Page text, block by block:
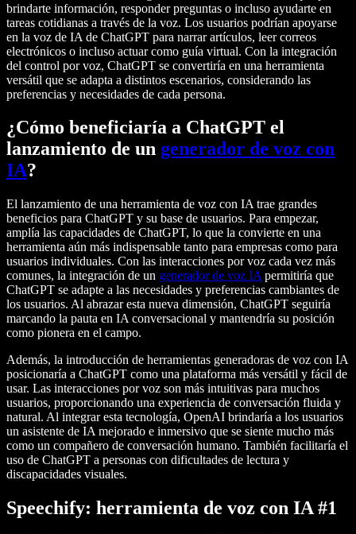
brindarte información, responder preguntas o incluso ayudarte en
tareas cotidianas a través de la voz. Los usuarios podrían apoyarse
en la voz de IA de ChatGPT para narrar artículos, leer correos
electrónicos o incluso actuar como guía virtual. Con la integración
del control por voz, ChatGPT se convertiría en una herramienta
versátil que se adapta a distintos escenarios, considerando las
preferencias y necesidades de cada persona.
¿Cómo beneficiaría a ChatGPT el
lanzamiento de un generador de voz con
IA?
El lanzamiento de una herramienta de voz con IA trae grandes
beneficios para ChatGPT y su base de usuarios. Para empezar,
amplía las capacidades de ChatGPT, lo que la convierte en una
herramienta aún más indispensable tanto para empresas como para
usuarios individuales. Con las interacciones por voz cada vez más
comunes, la integración de un generador de voz IA permitiría que
ChatGPT se adapte a las necesidades y preferencias cambiantes de
los usuarios. Al abrazar esta nueva dimensión, ChatGPT seguiría
marcando la pauta en IA conversacional y mantendría su posición
como pionera en el campo.
Además, la introducción de herramientas generadoras de voz con IA
posicionaría a ChatGPT como una plataforma más versátil y fácil de
usar. Las interacciones por voz son más intuitivas para muchos
usuarios, proporcionando una experiencia de conversación fluida y
natural. Al integrar esta tecnología, OpenAI brindaría a los usuarios
un asistente de IA mejorado e inmersivo que se siente mucho más
como un compañero de conversación humano. También facilitaría el
uso de ChatGPT a personas con dificultades de lectura y
discapacidades visuales.
Speechify: herramienta de voz con IA #1